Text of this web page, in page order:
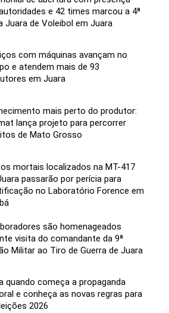
e 42 times marcou a 4ª
Juara de Voleibol em Juara
com máquinas avançam no
e atendem mais de 93
em Juara
mais perto do produtor:
lança projeto para percorrer
de Mato Grosso
mortais localizados na MT-417
passarão por perícia para
no Laboratório Forence em
são homenageados
visita do comandante da 9ª
Militar ao Tiro de Guerra de Juara
quando começa a propaganda
e conheça as novas regras para
2026